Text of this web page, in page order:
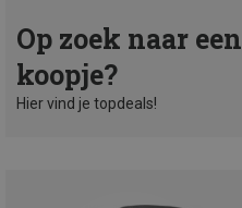
Op zoek naar een
koopje?
Hier vind je topdeals!